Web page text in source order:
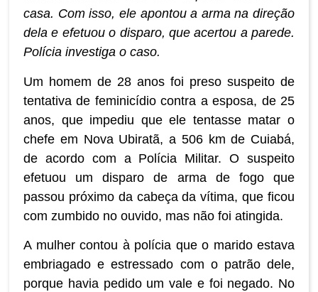
casa. Com isso, ele apontou a arma na direção
dela e efetuou o disparo, que acertou a parede.
Polícia investiga o caso.
Um homem de 28 anos foi preso suspeito de
tentativa de feminicídio contra a esposa, de 25
anos, que impediu que ele tentasse matar o
chefe em Nova Ubiratã, a 506 km de Cuiabá,
de acordo com a Polícia Militar. O suspeito
efetuou um disparo de arma de fogo que
passou próximo da cabeça da vítima, que ficou
com zumbido no ouvido, mas não foi atingida.
A mulher contou à polícia que o marido estava
embriagado e estressado com o patrão dele,
porque havia pedido um vale e foi negado. No